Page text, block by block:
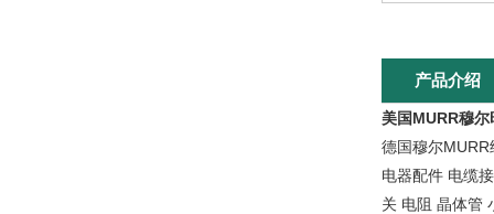
产品介绍
美国MURR穆
德国穆尔
电器配件 电缆
关 电阻 晶体管